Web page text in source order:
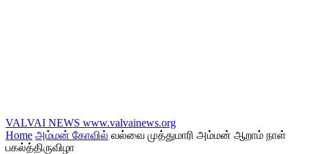
VALVAI NEWS www.valvainews.org
Home அம்மன் கோவில் வல்வை முத்துமாரி அம்மன் ஆறாம் நாள்
பகல்த்திருவிழா